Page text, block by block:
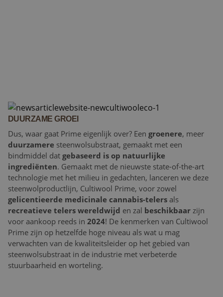
DUURZAME GROEI
Dus, waar gaat Prime eigenlijk over? Een groenere, meer
duurzamere steenwolsubstraat, gemaakt met een
bindmiddel dat gebaseerd is op natuurlijke
ingrediënten. Gemaakt met de nieuwste state-of-the-art
technologie met het milieu in gedachten, lanceren we deze
steenwolproductlijn, Cultiwool Prime, voor zowel
gelicentieerde medicinale cannabis-telers als
recreatieve telers wereldwijd en zal beschikbaar zijn
voor aankoop reeds in 2024! De kenmerken van Cultiwool
Prime zijn op hetzelfde hoge niveau als wat u mag
verwachten van de kwaliteitsleider op het gebied van
steenwolsubstraat in de industrie met verbeterde
stuurbaarheid en worteling.